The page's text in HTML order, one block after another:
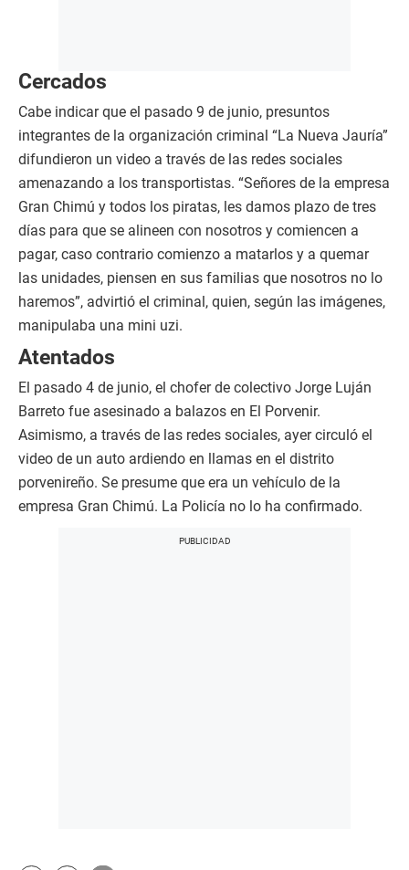
Cercados
Cabe indicar que el pasado 9 de junio, presuntos
integrantes de la organización criminal “La Nueva Jauría”
difundieron un video a través de las redes sociales
amenazando a los transportistas. “Señores de la empresa
Gran Chimú y todos los piratas, les damos plazo de tres
días para que se alineen con nosotros y comiencen a
pagar, caso contrario comienzo a matarlos y a quemar
las unidades, piensen en sus familias que nosotros no lo
haremos”, advirtió el criminal, quien, según las imágenes,
manipulaba una mini uzi.
Atentados
El pasado 4 de junio, el chofer de colectivo Jorge Luján
Barreto fue asesinado a balazos en El Porvenir.
Asimismo, a través de las redes sociales, ayer circuló el
video de un auto ardiendo en llamas en el distrito
porvenireño. Se presume que era un vehículo de la
empresa Gran Chimú. La Policía no lo ha confirmado.